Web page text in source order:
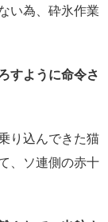
い為、砕氷作業
すように命令さ
り込んできた猫
、ソ連側の赤十